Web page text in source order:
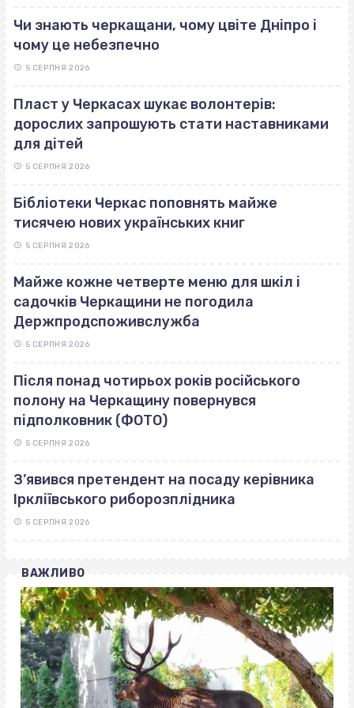
Чи знають черкащани, чому цвіте Дніпро і
чому це небезпечно
5 СЕРПНЯ 2026
Пласт у Черкасах шукає волонтерів:
дорослих запрошують стати наставниками
для дітей
5 СЕРПНЯ 2026
Бібліотеки Черкас поповнять майже
тисячею нових українських книг
5 СЕРПНЯ 2026
Майже кожне четверте меню для шкіл і
садочків Черкащини не погодила
Держпродспоживслужба
5 СЕРПНЯ 2026
Після понад чотирьох років російського
полону на Черкащину повернувся
підполковник (ФОТО)
5 СЕРПНЯ 2026
З’явився претендент на посаду керівника
Іркліївського риборозплідника
5 СЕРПНЯ 2026
ВАЖЛИВО